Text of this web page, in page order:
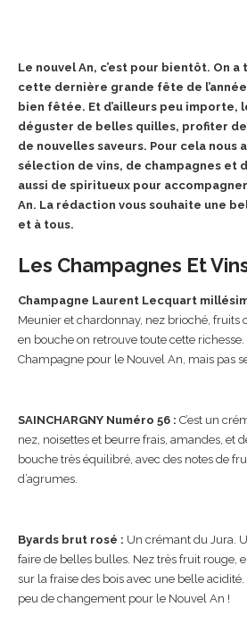
Le nouvel An, c’est pour bientôt. On
cette dernière grande fête de
bien fêtée. Et d’ailleurs peu importe,
déguster de belles quilles, profiter
de nouvelles saveurs. Pour cela nous
sélection de vins, de champagnes et
aussi de spiritueux pour
An. La rédaction vous souhaite une
et à tous.
Les Champagnes Et
Champagne Laurent Lecquart
Meunier et chardonnay, nez brioché, fruits
en bouche on retrouve toute cette
Champagne pour le Nouvel An, mais pas
SAINCHARGNY Numéro 56 : C’est un
nez, noisettes et beurre frais, amandes, et
bouche très équilibré, avec des notes de
d’agrumes.
Byards brut rosé : Un crémant du Jura.
faire de belles bulles. Nez très fruit rouge,
sur la fraise des bois avec une belle
peu de changement pour le Nouvel An !